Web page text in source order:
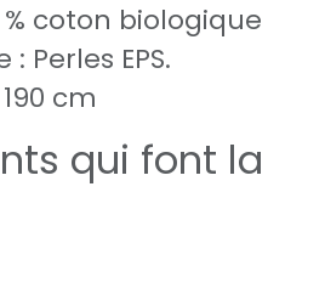
% coton biologique
Perles EPS.
cm
qui font la